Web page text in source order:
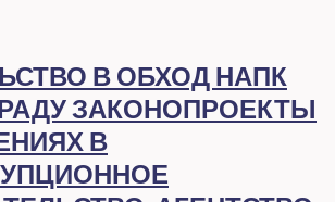
В ОБХОД НАПК
ЗАКОНОПРОЕКТЫ
В